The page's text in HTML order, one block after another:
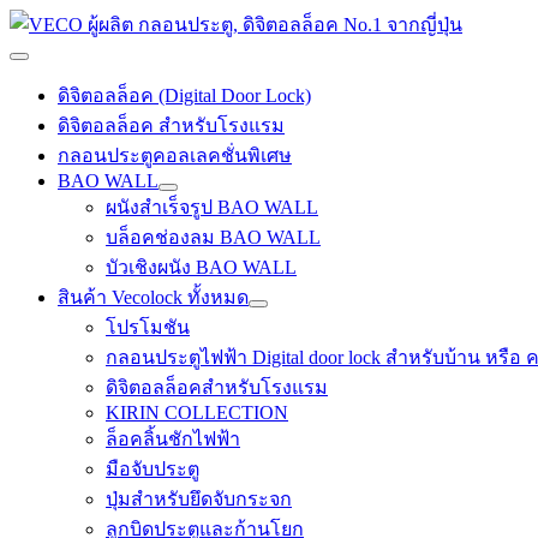
Skip
content
Main
ดิจิตอลล็อค (Digital Door Lock)
ดิจิตอลล็อค สำหรับโรงแรม
กลอนประตูคอลเลคชั่นพิเศษ
BAO WALL
ผนังสำเร็จรูป BAO WALL
บล็อคช่องลม BAO WALL
บัวเชิงผนัง BAO WALL
สินค้า Vecolock ทั้งหมด
โปรโมชัน
กลอนประตูไฟฟ้า Digital door lock สำหรับบ้าน หรือ
ดิจิตอลล็อคสำหรับโรงแรม
KIRIN COLLECTION
ล็อคลิ้นชักไฟฟ้า
มือจับประตู
ปุ่มสำหรับยึดจับกระจก
ลูกบิดประตูและก้านโยก